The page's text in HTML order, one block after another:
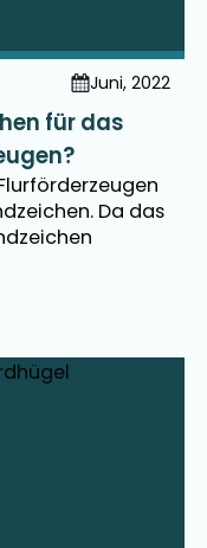
Juni, 2022
für das
Da das